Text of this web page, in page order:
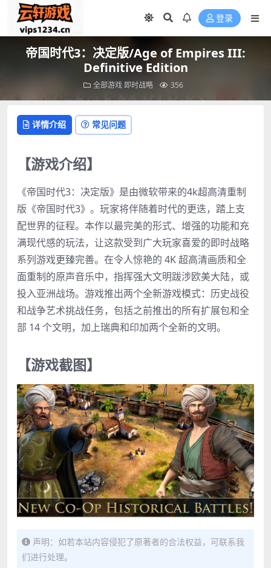
登录
帝国时代3：决定版/Age of Empires III:
Definitive Edition
全部游戏 即时战略 356
详情介绍 常见问题
【游戏介绍】
《帝国时代3：决定版》是由微软带来的4k超高清重制
版《帝国时代3》。玩家将伴随着时代的更迭，踏上支
配世界的征程。本作以最完美的形式、增强的功能和充
满现代感的玩法，让这款受到广大玩家喜爱的即时战略
系列游戏更臻完善。在令人惊艳的 4K 超高清画质和全
面重制的原声音乐中，指挥强大文明跋涉欧美大陆，或
投入亚洲战场。游戏推出两个全新游戏模式：历史战役
和战争艺术挑战任务，包括之前推出的所有扩展包和全
部 14 个文明，加上瑞典和印加两个全新的文明。
【游戏截图】
声明：如若本站内容侵犯了原著者的合法权益，可联系我
们进行处理。